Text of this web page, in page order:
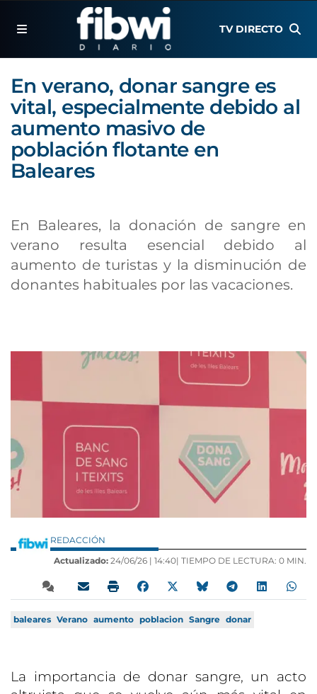
TV DIRECTO
En verano, donar sangre es
vital, especialmente debido al
aumento masivo de
población flotante en
Baleares
En Baleares, la donación de sangre en
verano resulta esencial debido al
aumento de turistas y la disminución de
donantes habituales por las vacaciones.
REDACCIÓN
Actualizado: 24/06/26 | 14:40| TIEMPO DE LECTURA: 0 MIN.
baleares Verano aumento poblacion Sangre donar
La importancia de donar sangre, un acto